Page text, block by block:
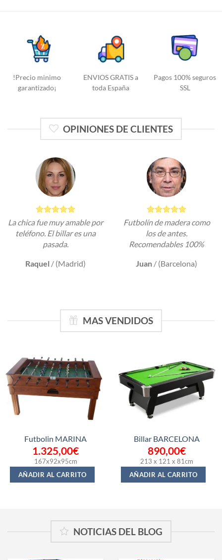
!Precio minimo
garantizado¡
ENVIOS GRATIS a
toda España
Pagos 100% seguros
SSL
OPINIONES DE CLIENTES
La chica fue muy amable por
teléfono. El billar es una
pasada.
Raquel / (Madrid)
Futbolín de madera como
los de antes.
Recomendables 100%
Juan / (Barcelona)
MAS VENDIDOS
Futbolin MARINA
1.325,00€
167x92x95cm
AÑADIR AL CARRITO
Billar BARCELONA
890,00€
213 x 121 x 81cm
AÑADIR AL CARRITO
NOTICIAS DEL BLOG